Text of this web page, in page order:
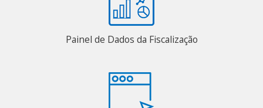
Painel de Dados da Fiscalização